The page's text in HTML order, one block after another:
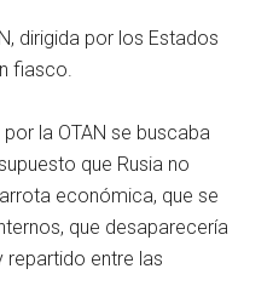
dirigida por los Estados
fiasco.
la OTAN se buscaba
que Rusia no
económica, que se
que desaparecería
repartido entre las